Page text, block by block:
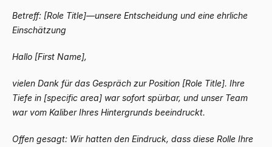
Betreff: [Role Title]—unsere Entscheidung und eine ehrliche
Einschätzung
Hallo [First Name],
vielen Dank für das Gespräch zur Position [Role Title]. Ihre
Tiefe in [specific area] war sofort spürbar, und unser Team
war vom Kaliber Ihres Hintergrunds beeindruckt.
Offen gesagt: Wir hatten den Eindruck, dass diese Rolle Ihre